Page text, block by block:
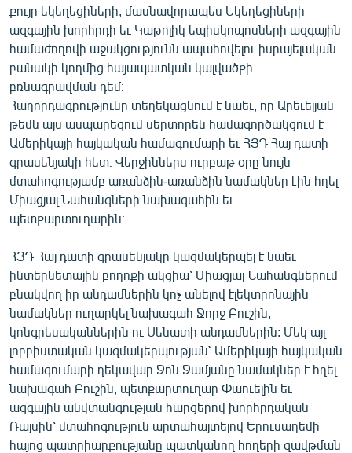
քույր եկեղեցիների, մասնավորապես Եկեղեցիների
ազգային խորհրդի եւ Կաթոլիկ եպիսկոպոսների ազգային
համաժողովի աջակցությունն ապահովելու իսրայելական
բանակի կողմից հայապատկան կալվածքի
բռնագրավման դեմ։
Հաղորդագրությունը տեղեկացնում է նաեւ, որ Արեւելյան
թեմն այս ասպարեզում սերտորեն համագործակցում է
Ամերիկայի հայկական համագումարի եւ ՀՅԴ Հայ դատի
գրասենյակի հետ։ Վերջիններս ուրբաթ օրը նույն
մտահոգությամբ առանձին-առանձին նամակներ էին հղել
Միացյալ Նահանգների նախագահին եւ
պետքարտուղարին։
ՀՅԴ Հայ դատի գրասենյակը կազմակերպել է նաեւ
ինտերնետային բողոքի ակցիա՝ Միացյալ Նահանգներում
բնակվող իր անդամներին կոչ անելով էլեկտրոնային
նամակներ ուղարկել նախագահ Ջորջ Բուշին,
կոնգրեսականներին ու Սենատի անդամներին: Մեկ այլ
լոբբիստական կազմակերպության՝ Ամերիկայի հայկական
համագումարի ղեկավար Ջոն Ջամյանը նամակներ է հղել
նախագահ Բուշին, պետքարտուղար Փաուելին եւ
ազգային անվտանգության հարցերով խորհրդական
Ռայսին՝ մտահոգություն արտահայտելով Երուսաղեմի
հայոց պատրիարքությանը պատկանող հողերի զավթման